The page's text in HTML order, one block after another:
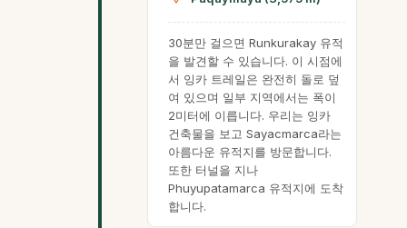
30분만 걸으면 Runkurakay 유적
을 발견할 수 있습니다. 이 시점에
서 잉카 트레일은 완전히 돌로 덮
여 있으며 일부 지역에서는 폭이
2미터에 이릅니다. 우리는 잉카
건축물을 보고 Sayacmarca라는
아름다운 유적지를 방문합니다.
또한 터널을 지나
Phuyupatamarca 유적지에 도착
합니다.